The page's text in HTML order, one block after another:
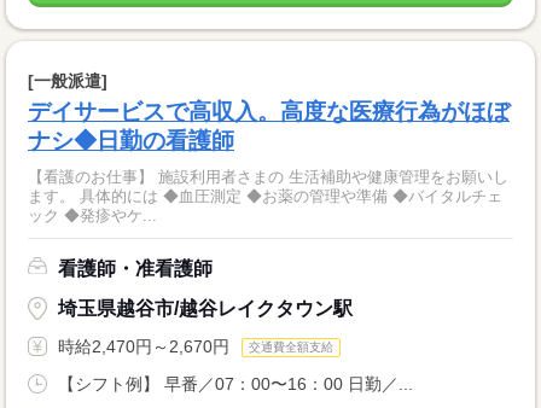
[一般派遣]
デイサービスで高収入。高度な医療行為がほぼ
ナシ◆日勤の看護師
【看護のお仕事】 施設利用者さまの 生活補助や健康管理をお願いし
ます。 具体的には ◆血圧測定 ◆お薬の管理や準備 ◆バイタルチェ
ック ◆発疹やケ...
看護師・准看護師
埼玉県越谷市/越谷レイクタウン駅
時給2,470円～2,670円 交通費全額支給
【シフト例】 早番／07：00〜16：00 日勤／...